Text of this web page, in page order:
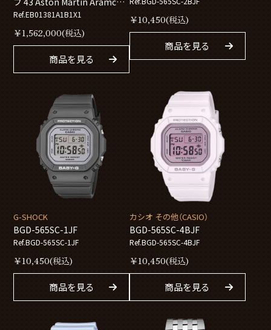
Formula ONE™ team
EB01381A1B1X1
Ref.EB01381A1B1X1
￥1,562,000(税込)
商品を見る
￥10,450(税込)
商品を見る
G-SHOCK
BGD-565SC-1JF
Ref.BGD-565SC-1JF
￥10,450(税込)
商品を見る
カシオ その他（CASIO）
BGD-565SC-4BJF
Ref.BGD-565SC-4BJF
￥10,450(税込)
商品を見る